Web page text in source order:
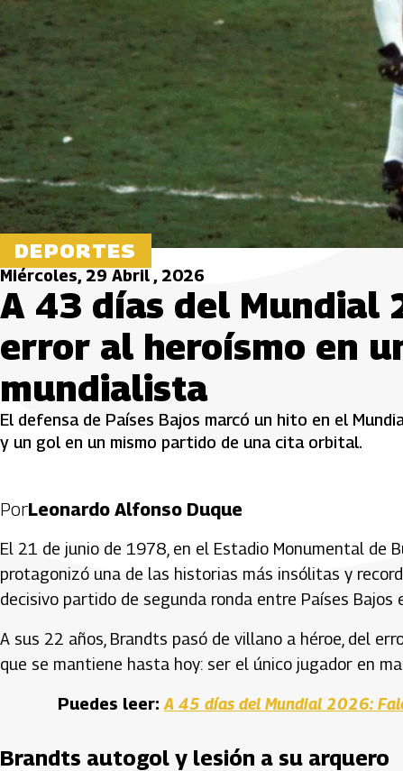
DEPORTES
Miércoles, 29 Abril , 2026
A 43 días del Mundial
error al heroísmo en
mundialista
El defensa de Países Bajos marcó un hito en el
y un gol en un mismo partido de una cita orbital.
PorLeonardo Alfonso Duque
El 21 de junio de 1978, en el Estadio Monumental de
protagonizó una de las historias más insólitas y
decisivo partido de segunda ronda entre Países Bajos
A sus 22 años, Brandts pasó de villano a héroe, del
que se mantiene hasta hoy: ser el único jugador en
Puedes leer: A 45 días del Mundial 2026:
Brandts autogol y lesión a su arquero